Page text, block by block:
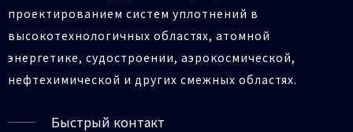
проектированием систем уплотнений в
высокотехнологичных областях, атомной
энергетике, судостроении, аэрокосмической,
нефтехимической и других смежных областях.
Быстрый контакт